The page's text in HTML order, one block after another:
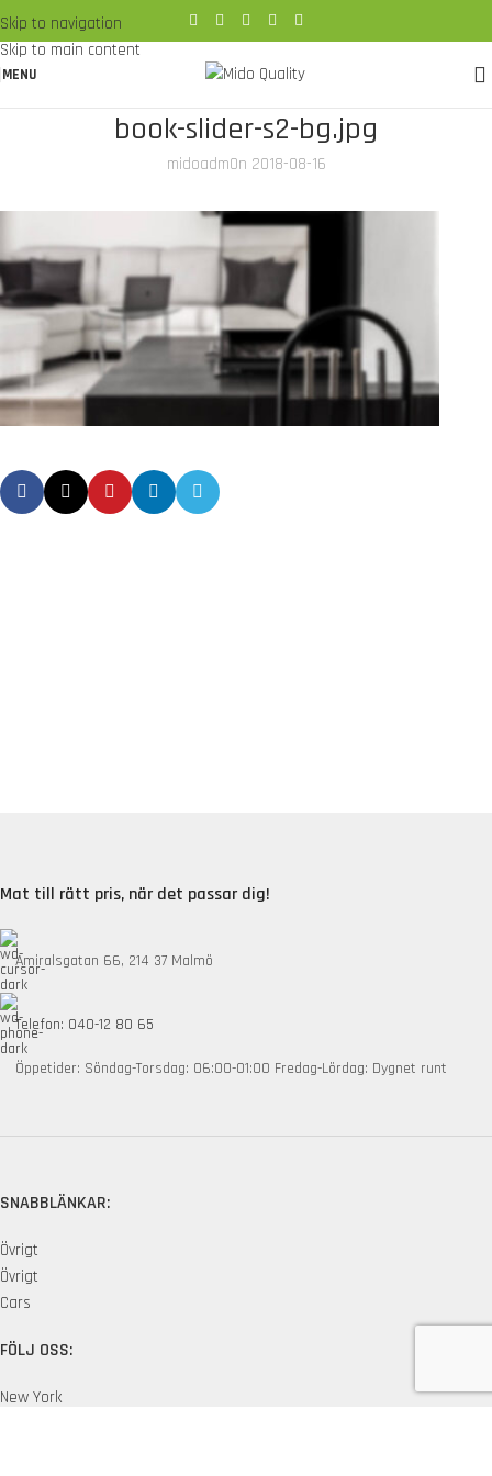
Skip to navigation
Skip to main content
MENU
book-slider-s2-bg.jpg
midoadmOn 2018-08-16
Mat till rätt pris, när det passar dig!
Amiralsgatan 66, 214 37 Malmö
Telefon: 040-12 80 65
Öppetider: Söndag-Torsdag: 06:00-01:00 Fredag-Lördag: Dygnet runt
SNABBLÄNKAR:
Övrigt
Övrigt
Cars
FÖLJ OSS:
New York